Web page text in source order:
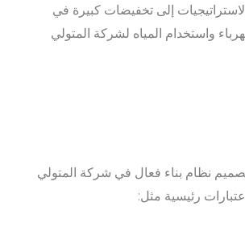
إلى تخفيضات كبيرة في
واستخدام المياه لشركة المتولي
نظام بناء فعال في شركة المتولي
رئيسية مثل: